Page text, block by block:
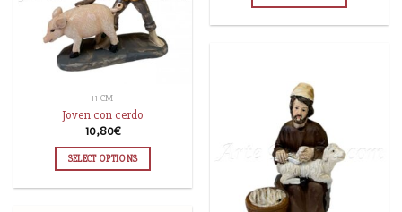
11 CM
Joven con cerdo
10,80€
SELECT OPTIONS